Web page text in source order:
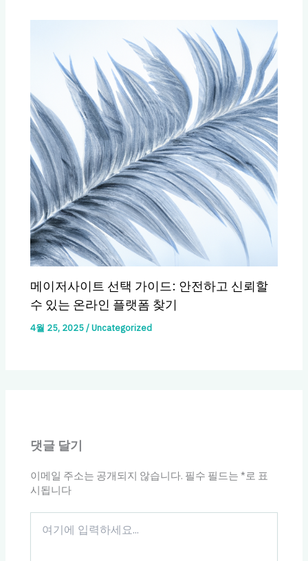
메이저사이트 선택 가이드: 안전하고 신뢰할
수 있는 온라인 플랫폼 찾기
4월 25, 2025/Uncategorized
댓글 달기
이메일 주소는 공개되지 않습니다. 필수 필드는*로 표
시됩니다